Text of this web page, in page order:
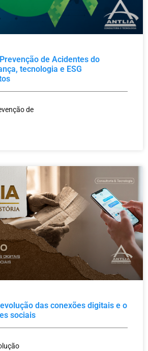
de Acidentes do
tecnologia e ESG
de
das conexões digitais e o
sociais